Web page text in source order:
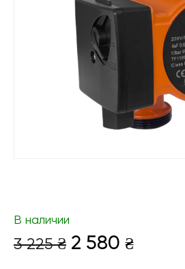
В наличии
3 225₴ 2 580 ₴